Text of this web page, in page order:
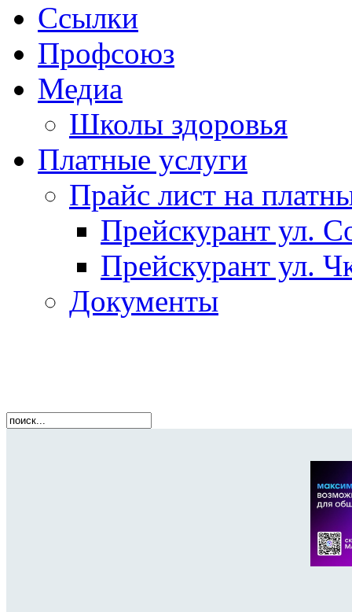
Ссылки
Профсоюз
Медиа
Школы здоровья
Платные услуги
Прайс лист на
Прейскурант ул.
Прейскурант ул.
Документы